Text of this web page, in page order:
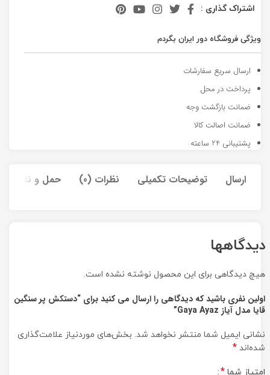
اشتراک گذاری :
ویژگی فروشگاه دور ایران بگردم
ارسال سریع سفارشات
پرداخت در محل
ضمانت بازگشت وجه
ضمانت اصالت کالا
پشتیبانی 24 ساعته
ارسال توضیحات تکمیلی نظرات (0) حمل و نقل کالا
دیدگاهها
هیچ دیدگاهی برای این محصول نوشته نشده است.
اولین نفری باشید که دیدگاهی را ارسال می کنید برای “دستکش پر سنگین
قایا مدل آیاز Gaya Ayaz”
نشانی ایمیل شما منتشر نخواهد شد. بخش‌های موردنیاز علامت‌گذاری
شده‌اند *
امتیاز شما *